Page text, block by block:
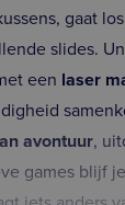
gaat
slides.
een laser
avontuur,
games blijf